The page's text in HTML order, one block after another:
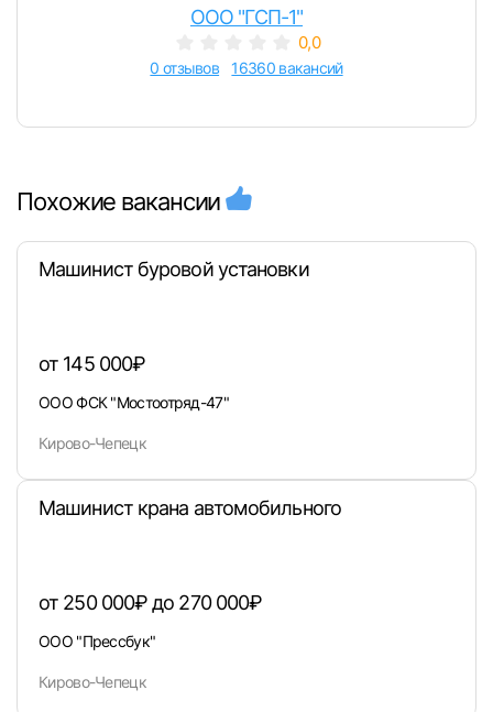
Вход в личный кабинет
E-mail или Телефон
Пароль
ООО "ГСП-1"
0,0
0 отзывов 16360 вакансий
Похожие вакансии
Машинист буровой установки
от 145 000₽
ООО ФСК "Мостоотряд-47"
Кирово-Чепецк
Машинист крана автомобильного
от 250 000₽ до 270 000₽
ООО "Прессбук"
Кирово-Чепецк